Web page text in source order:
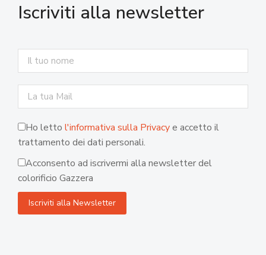
Iscriviti alla newsletter
Ho letto l'informativa sulla Privacye accetto il
trattamento dei dati personali.
Acconsento ad iscrivermi alla newsletter del
colorificio Gazzera